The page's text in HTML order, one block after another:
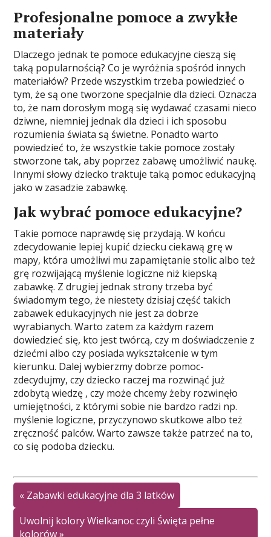
Profesjonalne pomoce a zwykłe
materiały
Dlaczego jednak te pomoce edukacyjne cieszą się
taką popularnością? Co je wyróżnia spośród innych
materiałów? Przede wszystkim trzeba powiedzieć o
tym, że są one tworzone specjalnie dla dzieci. Oznacza
to, że nam dorosłym mogą się wydawać czasami nieco
dziwne, niemniej jednak dla dzieci i ich sposobu
rozumienia świata są świetne. Ponadto warto
powiedzieć to, że wszystkie takie pomoce zostały
stworzone tak, aby poprzez zabawę umożliwić naukę.
Innymi słowy dziecko traktuje taką pomoc edukacyjną
jako w zasadzie zabawkę.
Jak wybrać pomoce edukacyjne?
Takie pomoce naprawdę się przydają. W końcu
zdecydowanie lepiej kupić dziecku ciekawą grę w
mapy, która umożliwi mu zapamiętanie stolic albo też
grę rozwijającą myślenie logiczne niż kiepską
zabawkę. Z drugiej jednak strony trzeba być
świadomym tego, że niestety dzisiaj część takich
zabawek edukacyjnych nie jest za dobrze
wyrabianych. Warto zatem za każdym razem
dowiedzieć się, kto jest twórcą, czy m doświadczenie z
dziećmi albo czy posiada wykształcenie w tym
kierunku. Dalej wybierzmy dobrze pomoc-
zdecydujmy, czy dziecko raczej ma rozwinąć już
zdobytą wiedzę , czy może chcemy żeby rozwinęło
umiejętności, z którymi sobie nie bardzo radzi np.
myślenie logiczne, przyczynowo skutkowe albo też
zręczność palców. Warto zawsze także patrzeć na to,
co się podoba dziecku.
« Zabawki edukacyjne dla 3 latków
Uwolnij kolory Wielkanoc czyli Święta pełne
kolorów»